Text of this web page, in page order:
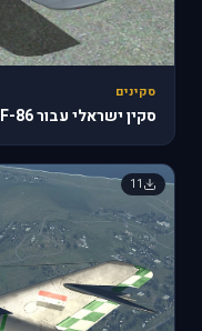
סקינים
סקין ישראלי עבור F-86
11